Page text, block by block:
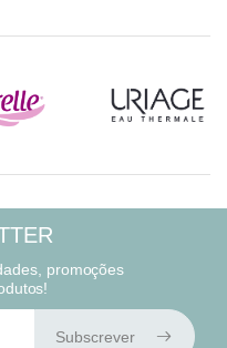
promoções
Subscrever